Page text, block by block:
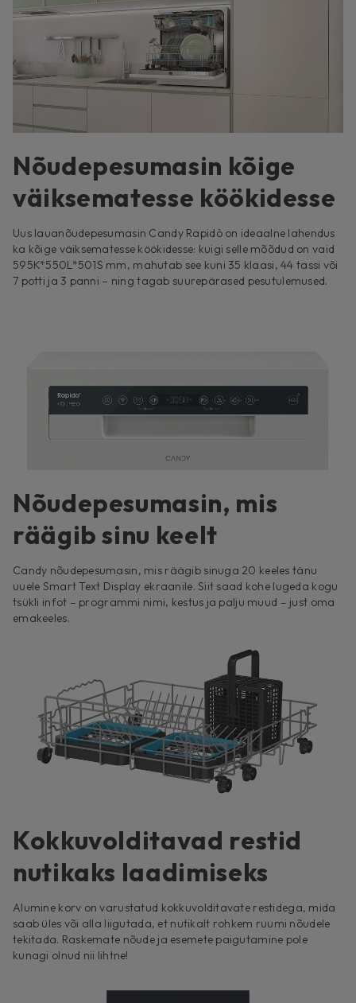
Nõudepesumasin kõige
väiksematesse köökidesse
Uus lauanõudepesumasin Candy Rapidò on ideaalne lahendus
ka kõige väiksematesse köökidesse: kuigi selle mõõdud on vaid
595K*550L*501S mm, mahutab see kuni 35 klaasi, 44 tassi või
7 potti ja 3 panni – ning tagab suurepärased pesutulemused.
Nõudepesumasin, mis
räägib sinu keelt
Candy nõudepesumasin, mis räägib sinuga 20 keeles tänu
uuele Smart Text Display ekraanile. Siit saad kohe lugeda kogu
tsükli infot – programmi nimi, kestus ja palju muud – just oma
emakeeles.
Kokkuvolditavad restid
nutikaks laadimiseks
Alumine korv on varustatud kokkuvolditavate restidega, mida
saab üles või alla liigutada, et nutikalt rohkem ruumi nõudele
tekitada. Raskemate nõude ja esemete paigutamine pole
kunagi olnud nii lihtne!